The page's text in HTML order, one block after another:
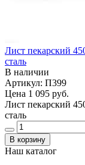
Лист пекарский
сталь
В наличии
Артикул: П399
Цена 1 095 руб.
Лист пекарский
сталь
В корзину
Наш каталог